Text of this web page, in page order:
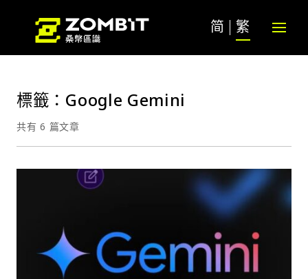
简 繁
標籤：Google Gemini
共有 6 篇文章